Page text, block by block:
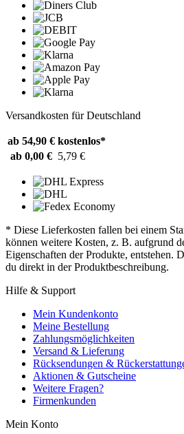
Versandkosten für Deutschland
ab 54,90 € kostenlos*
ab 0,00 € 5,79 €
* Diese Lieferkosten fallen bei einem
können weitere Kosten, z. B. aufgrund
Eigenschaften der Produkte, entstehen.
du direkt in der Produktbeschreibung.
Hilfe & Support
Mein Kundenkonto
Meine Bestellung
Zahlungsmöglichkeiten
Versand & Lieferung
Rücksendungen &
Aktionen & Gutscheine
Weitere Fragen?
Firmenkunden
Mein Konto